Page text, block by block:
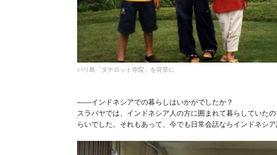
バリ島「タナロット寺院」を背景に
——インドネシアでの暮らしはいかがでしたか？
スラバヤでは、インドネシア人の方に囲まれて暮らしていた
らいでした。それもあって、今でも日常会話ならインドネシア